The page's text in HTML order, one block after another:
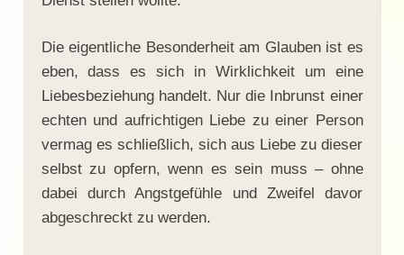
Die eigentliche Besonderheit am Glauben ist es
eben, dass es sich in Wirklichkeit um eine
Liebesbeziehung handelt. Nur die Inbrunst einer
echten und aufrichtigen Liebe zu einer Person
vermag es schließlich, sich aus Liebe zu dieser
selbst zu opfern, wenn es sein muss – ohne
dabei durch Angstgefühle und Zweifel davor
abgeschreckt zu werden.